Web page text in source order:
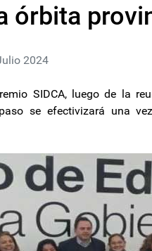
órbita
2024
SIDCA, luego de la
se efectivizará una